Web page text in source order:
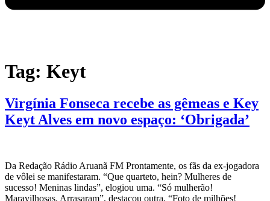
Tag: Keyt
Virgínia Fonseca recebe as gêmeas e Key
Keyt Alves em novo espaço: ‘Obrigada’
Da Redação Rádio Aruanã FM Prontamente, os fãs da ex-jogadora
de vôlei se manifestaram. “Que quarteto, hein? Mulheres de
sucesso! Meninas lindas”, elogiou uma. “Só mulherão!
Maravilhosas. Arrasaram”, destacou outra. “Foto de milhões!